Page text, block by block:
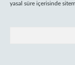
yasal süre içerisinde